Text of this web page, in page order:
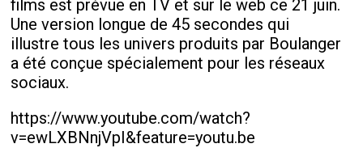
films est prévue en TV et sur le web ce 21 juin.
Une version longue de 45 secondes qui
illustre tous les univers produits par Boulanger
a été conçue spécialement pour les réseaux
sociaux.
https://www.youtube.com/watch?
v=ewLXBNnjVpI&feature=youtu.be